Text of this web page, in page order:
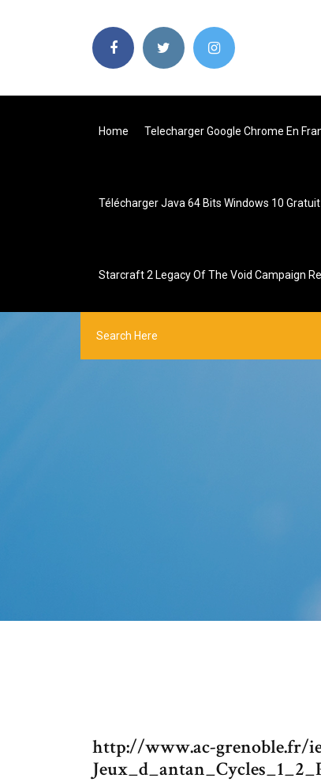
Home Telecharger Google Chrome En
Télécharger Java 64 Bits Windows 10 Gratuit
Starcraft 2 Legacy Of The Void Campaign
http://www.ac-grenoble.fr/